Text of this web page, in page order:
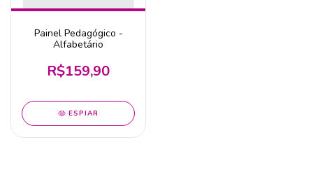
Painel Pedagógico -
Alfabetário
R$159,90
ESPIAR